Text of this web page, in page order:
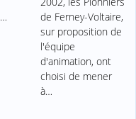
de Ferney-Voltaire,
sur proposition de
l'équipe
d'animation, ont
choisi de mener
à…